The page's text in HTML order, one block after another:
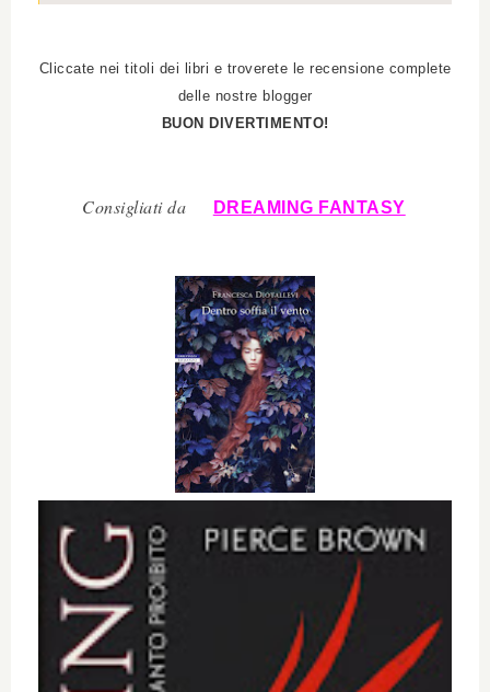
Cliccate nei titoli dei libri e troverete le recensione complete
delle nostre blogger
BUON DIVERTIMENTO!
Consigliati da DREAMING FANTASY